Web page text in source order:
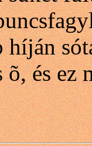
õ, és